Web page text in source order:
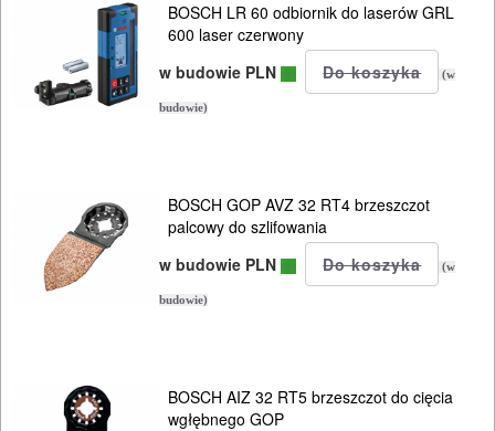
ELEKTRONARZĘDZIA
SIECIOWE
OSPRZĘT
BOSCH LR 60 odbiornik do laserów GRL
600 laser czerwony
w budowie PLN
(w
budowie)
BOSCH GOP AVZ 32 RT4 brzeszczot
palcowy do szlifowania
w budowie PLN
(w
budowie)
BOSCH AIZ 32 RT5 brzeszczot do cięcia
wgłębnego GOP